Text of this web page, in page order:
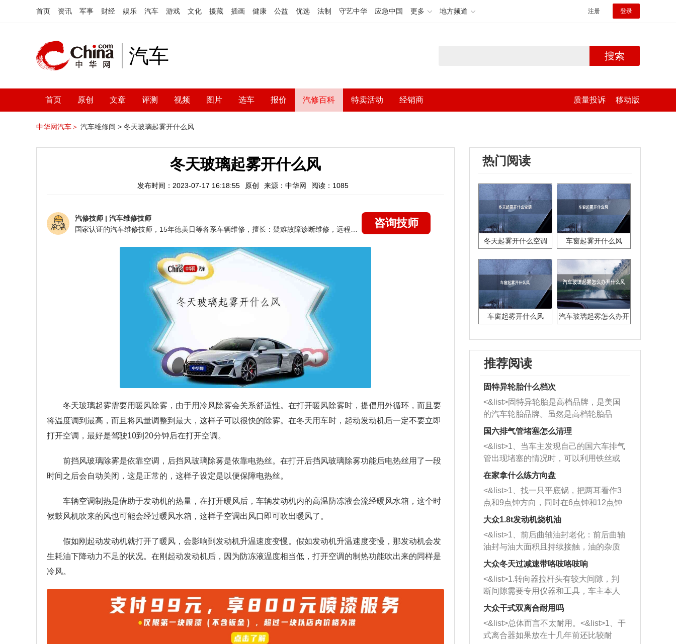
首页 资讯 军事 财经 娱乐 汽车 游戏 文化 援藏 插画 健康 公益 优选 法制 守艺中华 应急中国 更多 地方频道 注册 登录
汽车 搜索
首页 原创 文章 评测 视频 图片 选车 报价 汽修百科 特卖活动 经销商 质量投诉 移动版
中华网汽车＞ 汽车维修间 > 冬天玻璃起雾开什么风
冬天玻璃起雾开什么风
发布时间：2023-07-17 16:18:55 原创 来源：中华网 阅读：1085
汽修技师 | 汽车维修技师
咨询技师
冬天玻璃起雾需要用暖风除雾，由于用冷风除雾会关系舒适性。在打开暖风除雾时，提倡用外循环，而且要
将温度调到最高，而且将风量调整到最大，这样子可以很快的除雾。在冬天用车时，起动发动机后一定不要立即
打开空调，最好是驾驶10到20分钟后在打开空调。
前挡风玻璃除雾是依靠空调，后挡风玻璃除雾是依靠电热丝。在打开后挡风玻璃除雾功能后电热丝用了一段
时间之后会自动关闭，这是正常的，这样子设定是以便保障电热丝。
车辆空调制热是借助于发动机的热量，在打开暖风后，车辆发动机内的高温防冻液会流经暖风水箱，这个时
候鼓风机吹来的风也可能会经过暖风水箱，这样子空调出风口即可吹出暖风了。
假如刚起动发动机就打开了暖风，会影响到发动机升温速度变慢。假如发动机升温速度变慢，那发动机会发
生耗油下降动力不足的状况。在刚起动发动机后，因为防冻液温度相当低，打开空调的制热功能吹出来的同样是
冷风。
热门阅读
冬天起雾开什么空调 车窗起雾开什么风
车窗起雾开什么风
汽车玻璃起雾怎么办开
推荐阅读
固特异轮胎什么档次
<&list>固特异轮胎是高档品牌，是美国
的汽车轮胎品牌。虽然是高档轮胎品
牌，但是中高低端的轮胎都有生产，这
也是为了更好的开拓市场。
国六排气管堵塞怎么清理
<&list>1、当车主发现自己的国六车排气
管出现堵塞的情况时，可以利用铁丝或
者是细棍，直接将杂物给取出来，如果
堵塞情况比较严重，也可以采取应急措
施。 <&list>2、直接利用木棍将所有的
杂物推到排气管里面的位置处，然后将
三元催化器拆解开，就可以将堵塞的东
西取出来。但如果是因为积碳过多引起
的堵塞，就需要将三元催化器泡在草酸
洗剂对堵塞的情况得到解决，将清洗剂
放在燃油箱中，与燃油混合后，车辆启
动时，就可以和汽油一起进入到燃烧
室，最后形成废气排出，就可以让三元
催化器得到清洗，排气管堵塞的情况就
能够得到解决。
在家拿什么练方向盘
<&list>1、找一只平底锅，把两耳看作3
点和9点钟方向，同时在6点钟和12点钟
方向做一个标记。 <&list>2、双手握住
一圈半的练习，往右同样也要打相同的
圈数。 <&list>3、最后强调要反复练
习，这样就可以形成肌肉记忆，在真实
驾驶车辆时，不需要记忆也能打好方
向。
大众1.8t发动机烧机油
<&list>1、前后曲轴油封老化：前后曲轴
油封与油大面积且持续接触，油的杂质
和发动机内持续温度变化使其密封效果
逐渐减弱，导致渗油或漏油。<&list>2、
活塞间隙过大：积碳会使活塞环与缸体
的间隙扩大，导致机油流入燃烧室中，
造成烧机油。<&list>3、机油粘度。使用
机油粘度过小的话，同样会有烧机油现
象，机油粘度过小具有很好的流动性，
大众冬天过减速带咯吱咯吱响
<&list>1.转向器拉杆头有较大间隙，判
断间隙需要专用仪器和工具，车主本人
无法制作，需要将车辆送到修理厂或4s
店；<&list>2.车辆半轴套管防尘罩破
裂，破裂后会出现漏油现象，使半轴磨
损严重，磨损的半轴容易损坏，产生异
大众干式双离合耐用吗
<&list>总体而言不太耐用。<&list>1、干
式离合器如果放在十几年前还比较耐